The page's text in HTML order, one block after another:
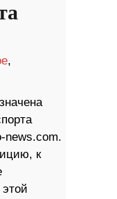
,
news.com.
к